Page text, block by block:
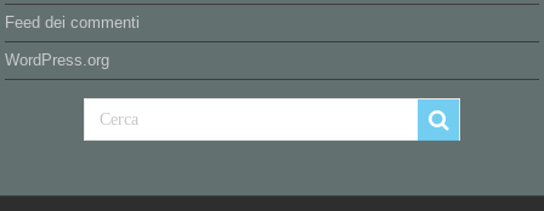
Feed dei commenti
WordPress.org